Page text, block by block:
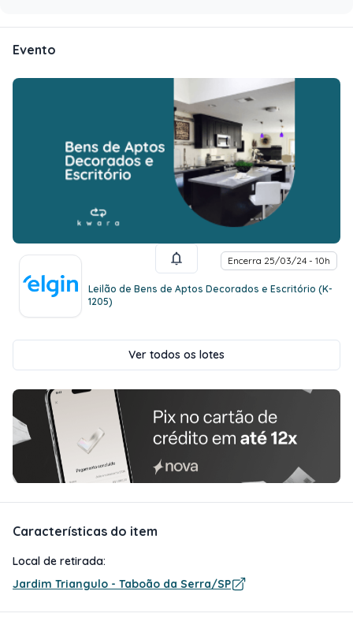
Evento
Encerra 25/03/24 - 10h
Leilão de Bens de Aptos Decorados e Escritório (K-
1205)
Ver todos os lotes
Características do item
Local de retirada:
Jardim Triangulo - Taboão da Serra/SP